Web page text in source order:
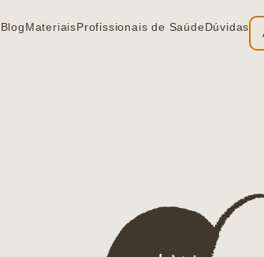
BlogMateriaisProfissionais de SaúdeDúvidas